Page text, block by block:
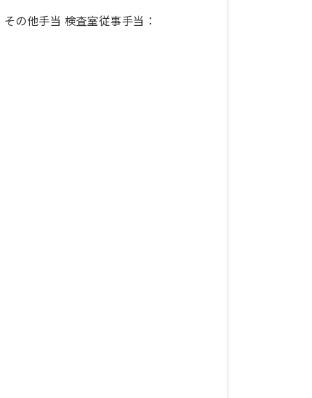
の他手当 検査室従事手当：